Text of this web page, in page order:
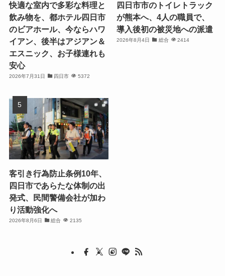
快適な室内で多彩な料理と
飲み物を、都ホテル四日市
のビアホール、今ならハワ
イアン、後半はアジアン＆
エスニック、お子様連れも
安心
2026年7月31日 四日市 5372
四日市市のトイレトラック
が熊本へ、4人の職員で、
導入後初の被災地への派遣
2026年8月4日 総合 2414
客引き行為防止条例10年、
四日市であらたな体制の出
発式、民間警備会社が加わ
り活動強化へ
2026年8月6日 総合 2135